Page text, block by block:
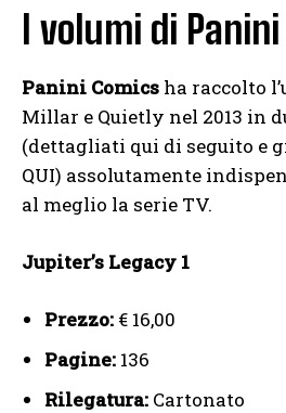
I volumi di
Panini Comics ha raccolto
Millar e Quietly nel 2013 in
(dettagliati qui di seguito e
QUI) assolutamente
al meglio la serie TV.
Jupiter’s Legacy 1
Prezzo: € 16,00
Pagine: 136
Rilegatura: Cartonato